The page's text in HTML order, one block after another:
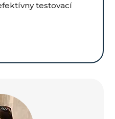
testovací